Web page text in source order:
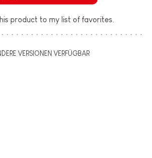
product to my list of favorites.
VERSIONEN VERFÜGBAR